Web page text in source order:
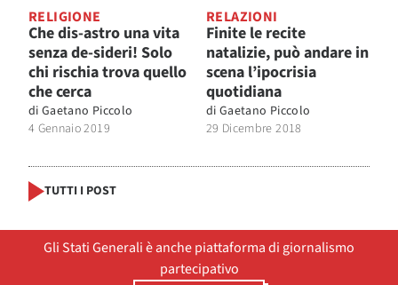
RELIGIONE
Che dis-astro una vita
senza de-sideri! Solo
chi rischia trova quello
che cerca
di Gaetano Piccolo
4 Gennaio 2019
RELAZIONI
Finite le recite
natalizie, può andare in
scena l’ipocrisia
quotidiana
di Gaetano Piccolo
29 Dicembre 2018
TUTTI I POST
Gli Stati Generali è anche piattaforma di giornalismo
partecipativo